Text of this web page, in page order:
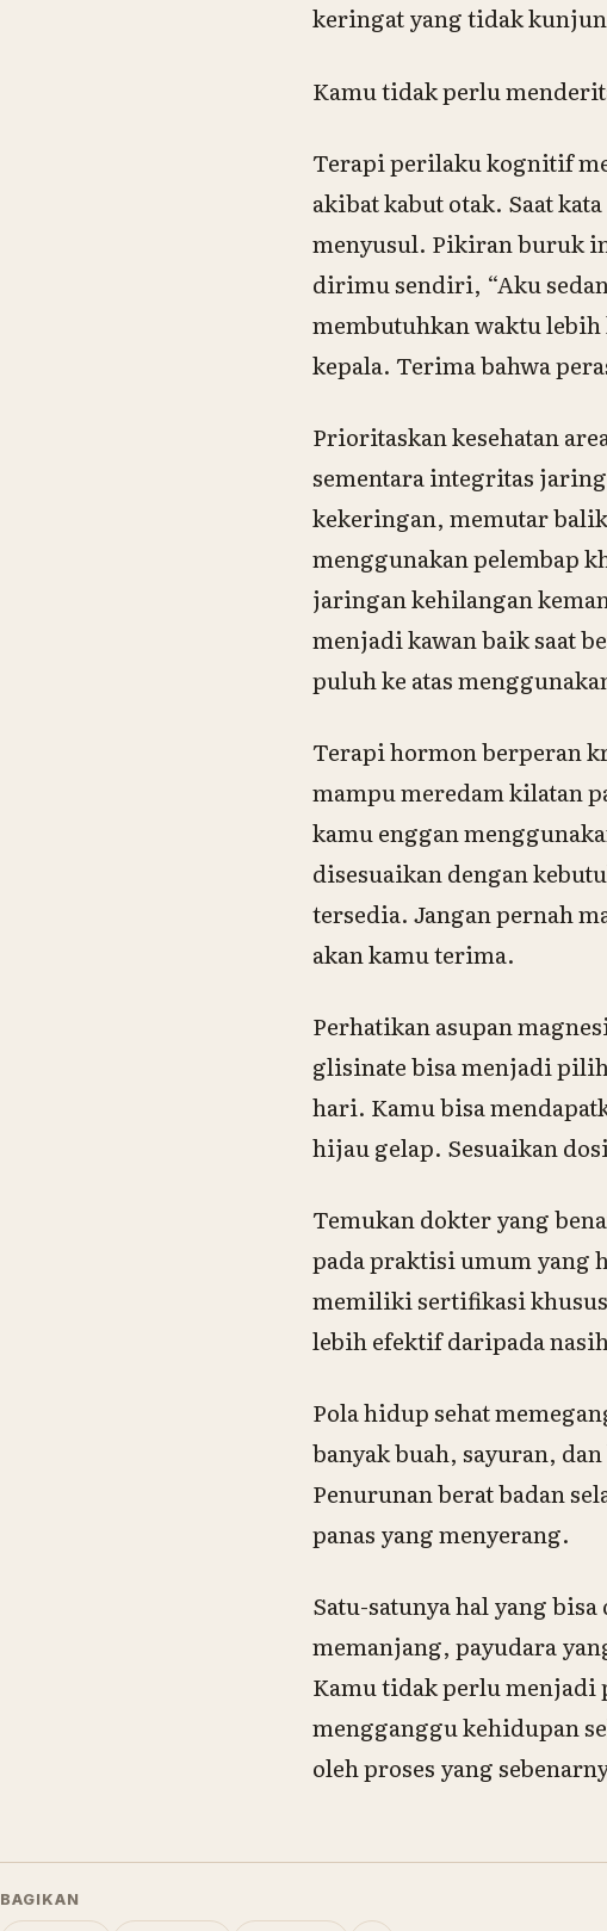
keringat yang tidak
Kamu tidak perlu
Terapi perilaku kognitif
akibat kabut otak. Saat
menyusul. Pikiran buruk
dirimu sendiri, “Aku
membutuhkan waktu lebih
kepala. Terima bahwa
Prioritaskan kesehatan
sementara integritas
kekeringan, memutar
menggunakan pelembap
jaringan kehilangan
menjadi kawan baik saat
puluh ke atas
Terapi hormon berperan
mampu meredam kilatan
kamu enggan
disesuaikan dengan
tersedia. Jangan pernah
akan kamu terima.
Perhatikan asupan
glisinate bisa menjadi
hari. Kamu bisa
hijau gelap. Sesuaikan
Temukan dokter yang
pada praktisi umum yang
memiliki sertifikasi
lebih efektif daripada
Pola hidup sehat
banyak buah, sayuran,
Penurunan berat badan
panas yang menyerang.
Satu-satunya hal yang
memanjang, payudara
Kamu tidak perlu menjadi
mengganggu kehidupan
oleh proses yang
BAGIKAN